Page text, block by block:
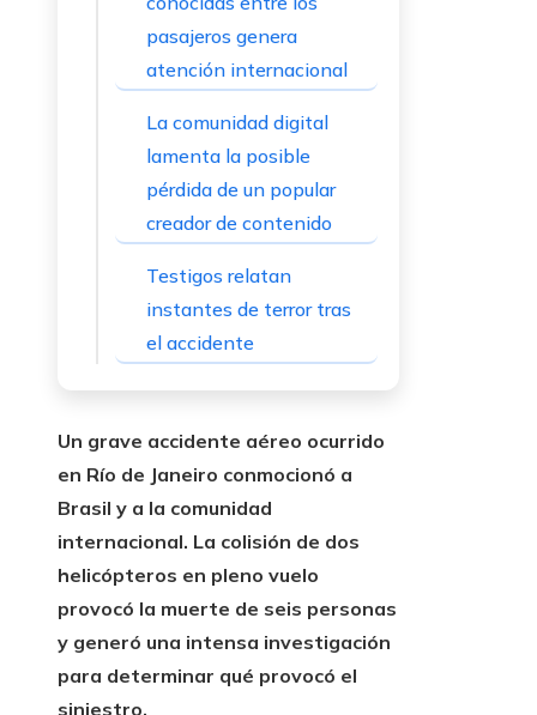
pasajeros genera
atención internacional
La comunidad digital
lamenta la posible
pérdida de un popular
creador de contenido
Testigos relatan
instantes de terror tras
el accidente
Un grave accidente aéreo ocurrido
en Río de Janeiro conmocionó a
Brasil y a la comunidad
internacional. La colisión de dos
helicópteros en pleno vuelo
provocó la muerte de seis personas
y generó una intensa investigación
para determinar qué provocó el
siniestro.